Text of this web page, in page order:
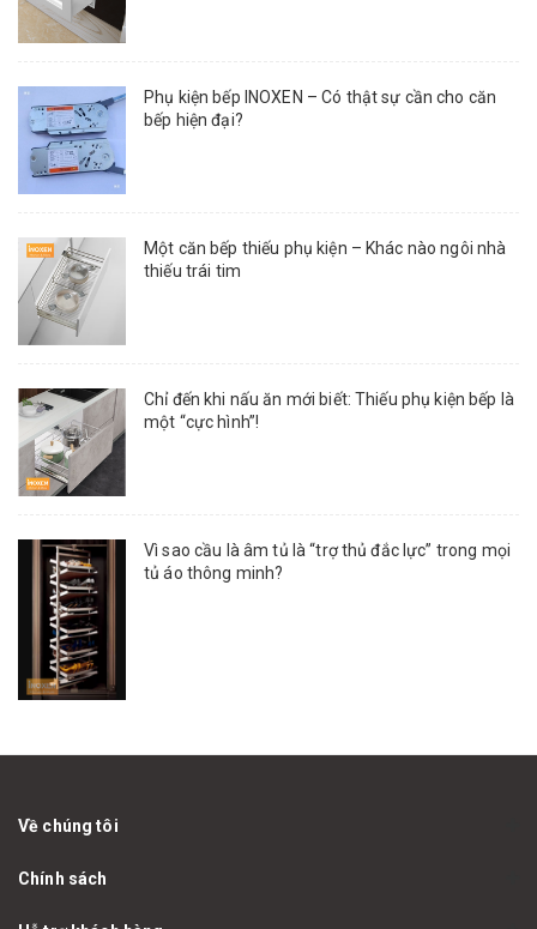
Phụ kiện bếp INOXEN – Có thật sự cần cho căn
bếp hiện đại?
Một căn bếp thiếu phụ kiện – Khác nào ngôi nhà
thiếu trái tim
Chỉ đến khi nấu ăn mới biết: Thiếu phụ kiện bếp là
một “cực hình”!
Vì sao cầu là âm tủ là “trợ thủ đắc lực” trong mọi
tủ áo thông minh?
Về chúng tôi
Chính sách